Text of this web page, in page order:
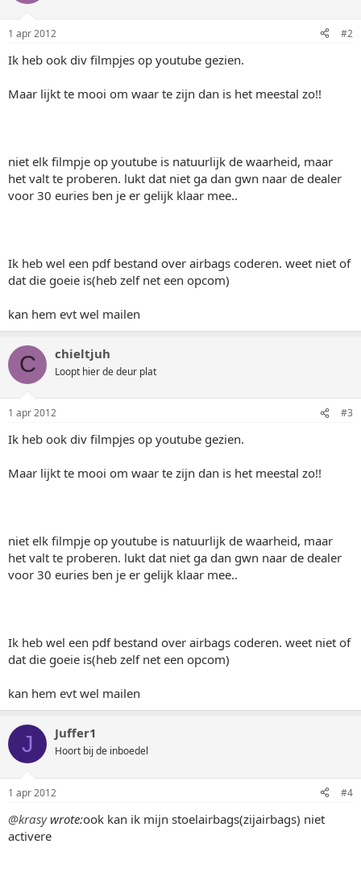
1 apr 2012 #2
Ik heb ook div filmpjes op youtube gezien.
Maar lijkt te mooi om waar te zijn dan is het meestal zo!!
niet elk filmpje op youtube is natuurlijk de waarheid, maar
het valt te proberen. lukt dat niet ga dan gwn naar de dealer
voor 30 euries ben je er gelijk klaar mee..
Ik heb wel een pdf bestand over airbags coderen. weet niet of
dat die goeie is(heb zelf net een opcom)
kan hem evt wel mailen
C chieltjuh
Loopt hier de deur plat
1 apr 2012 #3
Ik heb ook div filmpjes op youtube gezien.
Maar lijkt te mooi om waar te zijn dan is het meestal zo!!
niet elk filmpje op youtube is natuurlijk de waarheid, maar
het valt te proberen. lukt dat niet ga dan gwn naar de dealer
voor 30 euries ben je er gelijk klaar mee..
Ik heb wel een pdf bestand over airbags coderen. weet niet of
dat die goeie is(heb zelf net een opcom)
kan hem evt wel mailen
J Juffer1
Hoort bij de inboedel
1 apr 2012 #4
@krasywrote:ook kan ik mijn stoelairbags(zijairbags) niet
activere